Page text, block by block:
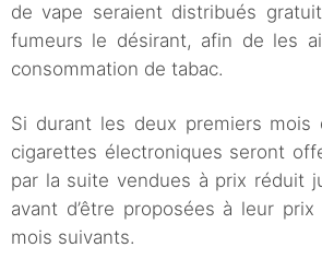
de vape seraient distribués
fumeurs le désirant, afin de les
consommation de tabac.
Si durant les deux premiers mois
cigarettes électroniques seront
par la suite vendues à prix réduit
avant d’être proposées à leur prix
mois suivants.